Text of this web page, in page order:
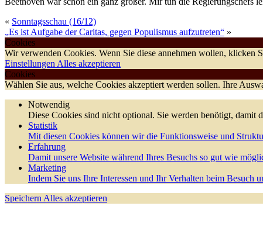
« Sonntagsschau (16/12)
„Es ist Aufgabe der Caritas, gegen Populismus aufzutreten“ »
Cookies
Wir verwenden Cookies. Wenn Sie diese annehmen wollen,
Einstellungen Alles akzeptieren
Cookies
Wählen Sie aus, welche Cookies akzeptiert werden sollen. Ihre
Notwendig
Diese Cookies sind nicht optional. Sie werden benötigt, damit
Statistik
Mit diesen Cookies können wir die Funktionsweise und
Erfahrung
Damit unsere Website während Ihres Besuchs so gut wie
Marketing
Indem Sie uns Ihre Interessen und Ihr Verhalten beim Besuch
Speichern Alles akzeptieren